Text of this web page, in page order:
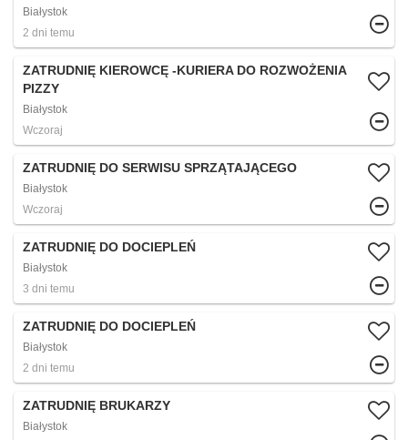
Białystok
2 dni temu
ZATRUDNIĘ KIEROWCĘ -KURIERA DO ROZWOŻENIA
PIZZY
Białystok
Wczoraj
ZATRUDNIĘ DO SERWISU SPRZĄTAJĄCEGO
Białystok
Wczoraj
ZATRUDNIĘ DO DOCIEPLEŃ
Białystok
3 dni temu
ZATRUDNIĘ DO DOCIEPLEŃ
Białystok
2 dni temu
ZATRUDNIĘ BRUKARZY
Białystok